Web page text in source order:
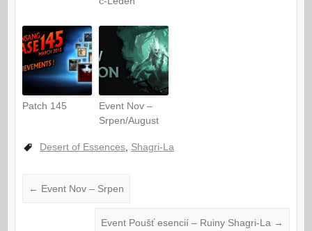
Patch 145
Event Nov –
Srpen/August
Desert of Essences, Shagri-La
← Event Nov – Srpen
Event Poušť esencií – Ruiny Shagri-La →